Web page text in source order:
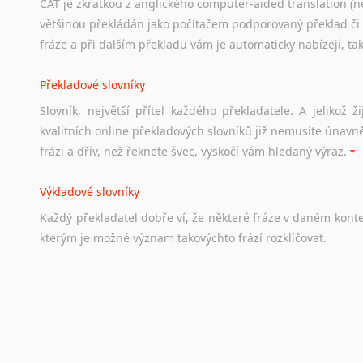
Studium v Austrálii
Soubor odkazů užitečných všem, kteří uvažují o studiu v
a zázemí, australské univerzity a samozřejmě i osobní
Práce v Austrálii
Odkazy poskytující cenné informace nekomerčního
hledat práci na internetu případně osobní zkušenosti
Hledáte-li
práci
stejná obecná pravidla, jako pro český životopis. Tak dost
CAT je zkratkou z anglického computer-aided translation
většinou překládán jako počítačem podporovaný překlad
fráze a při dalším překladu vám je automaticky nabízejí,
Překladové slovníky
Slovník, největší přítel každého překladatele. A jelikož
kvalitních online překladových slovníků již nemusíte
frázi a dřív, než řeknete švec, vyskočí vám hledaný výraz.
Výkladové slovníky
Každý překladatel dobře ví, že některé fráze v daném
kterým je možné význam takovýchto frází rozklíčovat.